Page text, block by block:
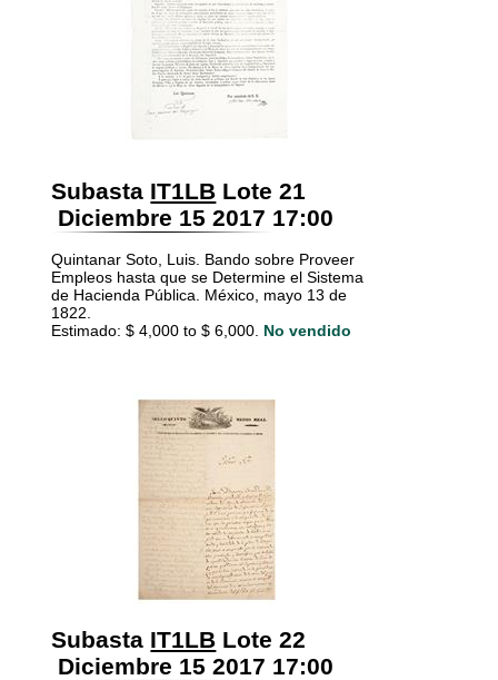
Subasta IT1LB Lote 21
Diciembre 15 2017 17:00
Quintanar Soto, Luis. Bando sobre Proveer
Empleos hasta que se Determine el Sistema
de Hacienda Pública. México, mayo 13 de
1822.
Estimado: $ 4,000 to $ 6,000. No vendido
Subasta IT1LB Lote 22
Diciembre 15 2017 17:00